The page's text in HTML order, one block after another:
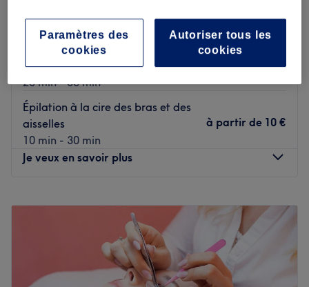
Sophie Coiff'
1 avis
Rue de Flandre
Montrer sur la carte
Épilation à la cire des jambes
20 min - 35 min
Épilation à la cire des bras et des
aisselles
10 min - 30 min
à partir de 10 €
Je veux en savoir plus
09:00–18:00
– 18:00
09:00–
09:00 –
Samedi
09:00
Autoriser tous les
cookies
Paramètres des
cookies